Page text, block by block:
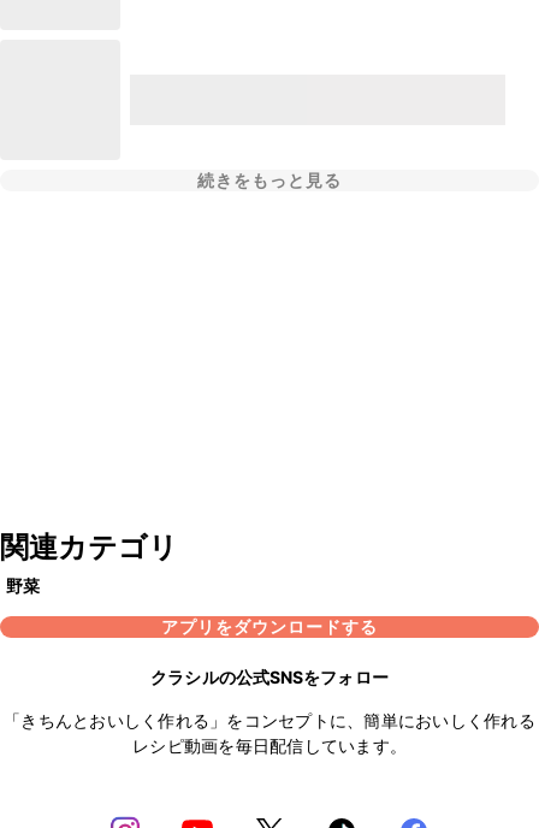
続きをもっと見る
関連カテゴリ
野菜
アプリをダウンロードする
クラシルの公式SNSをフォロー
「きちんとおいしく作れる」をコンセプトに、簡単においしく作れる
レシピ動画を毎日配信しています。